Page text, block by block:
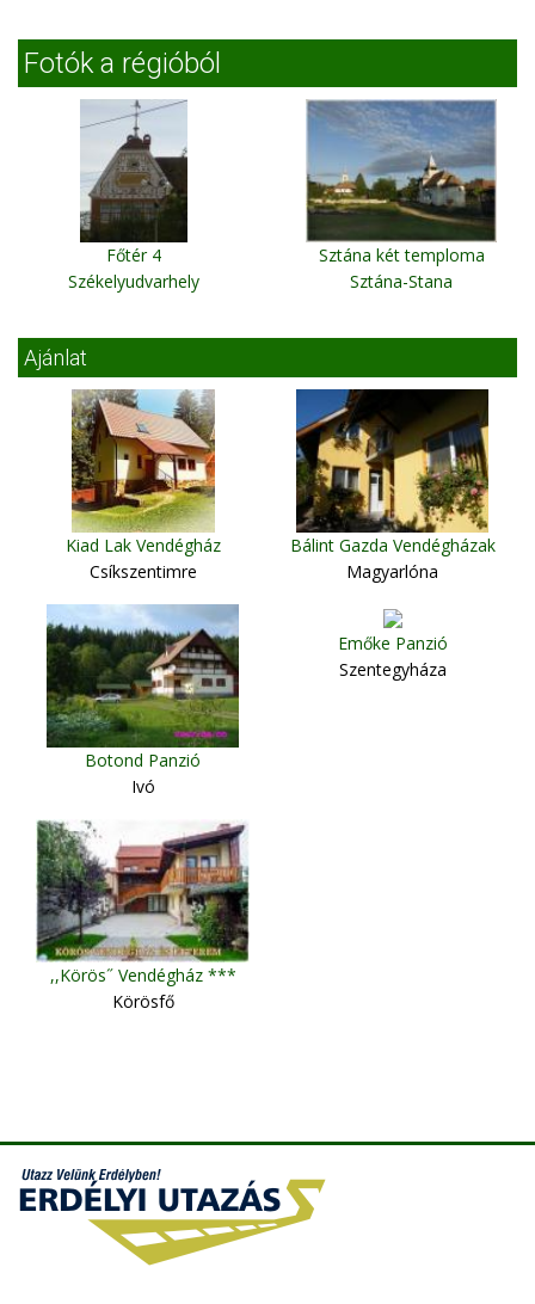
Fotók a régióból
Főtér 4
Székelyudvarhely
Sztána két temploma
Sztána-Stana
Ajánlat
Kiad Lak Vendégház
Csíkszentimre
Bálint Gazda Vendégházak
Magyarlóna
Botond Panzió
Ivó
Emőke Panzió
Szentegyháza
,,Körös˝ Vendégház ***
Körösfő